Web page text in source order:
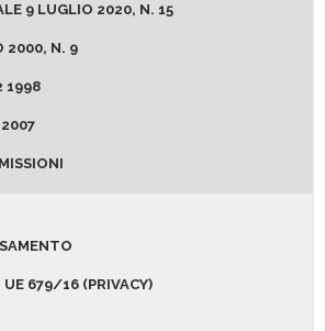
9 LUGLIO 2020, N. 15
2000, N. 9
1998
679/16 (PRIVACY)